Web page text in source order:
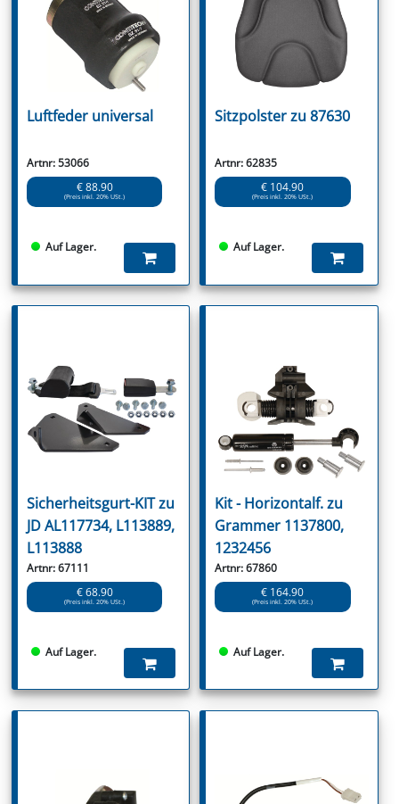
Luftfeder universal
Artnr: 53066
€ 88.90
(Preis inkl. 20% USt.)
Auf Lager.
Sitzpolster zu 87630
Artnr: 62835
€ 104.90
(Preis inkl. 20% USt.)
Auf Lager.
Sicherheitsgurt-KIT zu
JD AL117734, L113889,
L113888
Artnr: 67111
€ 68.90
(Preis inkl. 20% USt.)
Auf Lager.
Kit - Horizontalf. zu
Grammer 1137800,
1232456
Artnr: 67860
€ 164.90
(Preis inkl. 20% USt.)
Auf Lager.